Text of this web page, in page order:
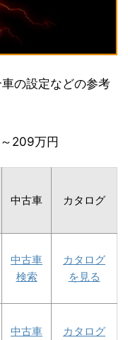
の設定などの参考
209万円
中古車 カタログ
中古車
検索
カタログ
を見る
中古車
カタログ